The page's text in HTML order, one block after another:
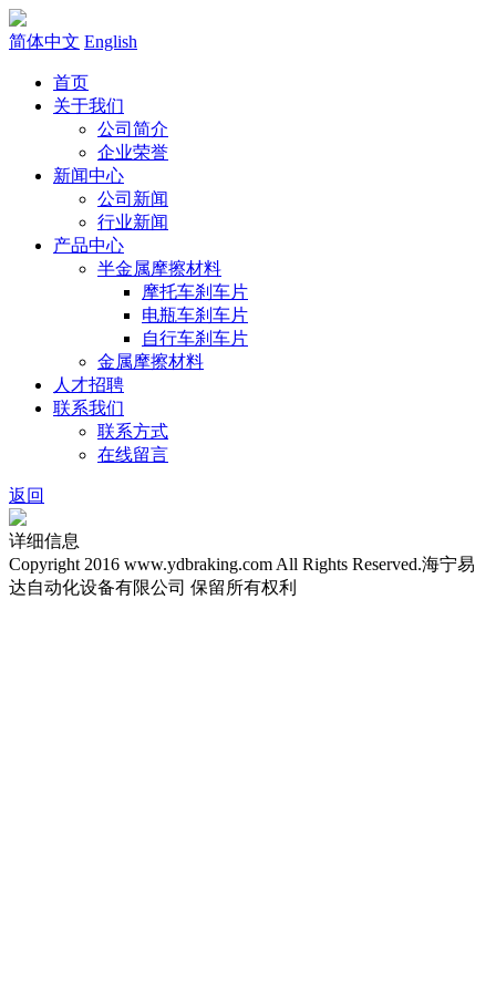
简体中文 English
首页
关于我们
公司简介
企业荣誉
新闻中心
公司新闻
行业新闻
产品中心
半金属摩擦材料
摩托车刹车片
电瓶车刹车片
自行车刹车片
金属摩擦材料
人才招聘
联系我们
联系方式
在线留言
返回
详细信息
Copyright 2016 www.ydbraking.com All Rights Reserved.海宁易
达自动化设备有限公司 保留所有权利